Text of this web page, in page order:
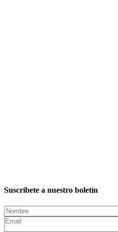
Suscríbete a nuestro boletín